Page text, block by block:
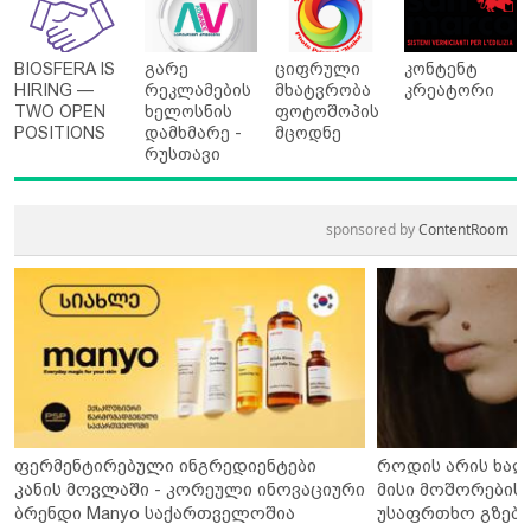
BIOSFERA IS
HIRING —
TWO OPEN
POSITIONS
გარე
რეკლამების
ხელოსნის
დამხმარე -
რუსთავი
ციფრული
მხატვრობა
ფოტოშოპის
მცოდნე
კონტენტ
კრეატორი
sponsored byContentRoom
ფერმენტირებული ინგრედიენტები
კანის მოვლაში - კორეული ინოვაციური
ბრენდი Manyo საქართველოშია
როდის არის
მისი მოშორების
უსაფრთხო გზები